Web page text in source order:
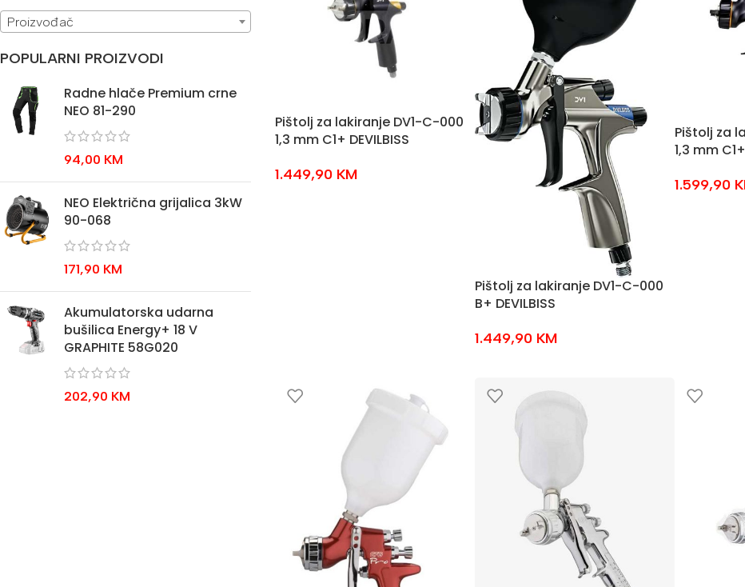
Proizvođač
POPULARNI PROIZVODI
Radne hlače Premium crne
NEO 81-290
94,00 KM
NEO Električna grijalica 3kW
90-068
171,90 KM
Akumulatorska udarna
bušilica Energy+ 18 V
GRAPHITE 58G020
202,90 KM
Pištolj za lakiranje DV1-C-000
1,3 mm C1+ DEVILBISS
1.449,90 KM
Pištolj za lakiranje DV1-C-000
B+ DEVILBISS
1.449,90 KM
Pištolj za
1,3 mm
1.599,90